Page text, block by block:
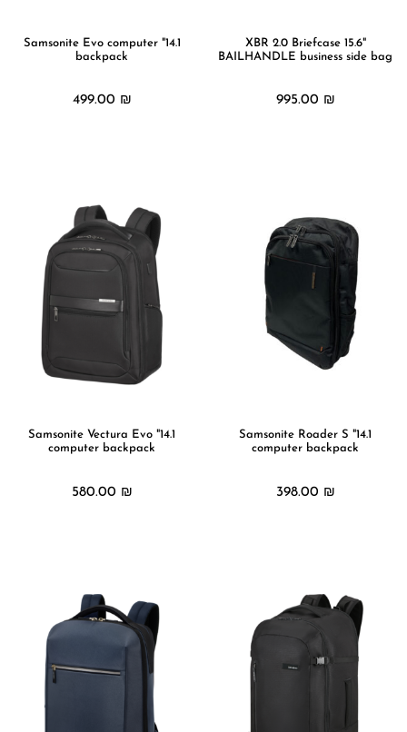
font_download סמן קישורים
"XBR 2.0 Briefcase 15.6
BAILHANDLE business side bag
995.00 ₪
14.1" Samsonite Evo computer
backpack
499.00 ₪
14.1" Samsonite Roader S
computer backpack
398.00 ₪
14.1" Samsonite Vectura Evo
computer backpack
580.00 ₪